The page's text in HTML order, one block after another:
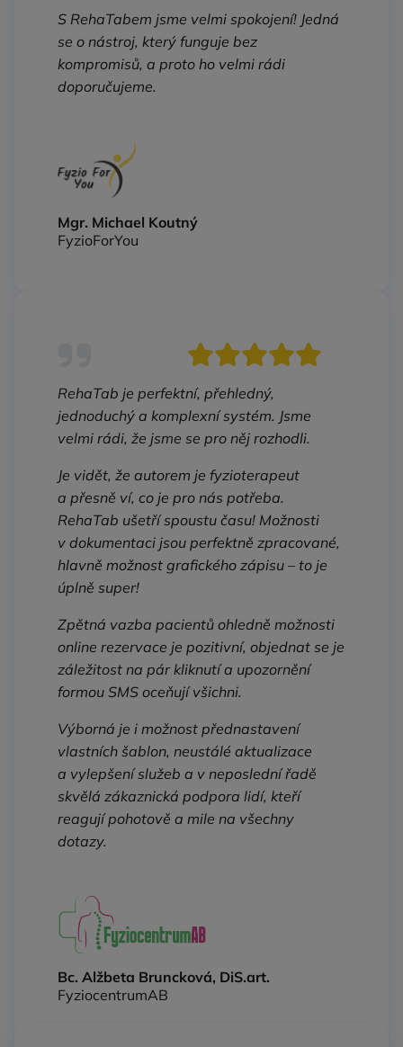
S RehaTabem jsme velmi spokojení! Jedná
se o nástroj, který funguje bez
kompromisů, a proto ho velmi rádi
doporučujeme.
Mgr. Michael Koutný
FyzioForYou
RehaTab je perfektní, přehledný,
jednoduchý a komplexní systém. Jsme
velmi rádi, že jsme se pro něj rozhodli.
Je vidět, že autorem je fyzioterapeut
a přesně ví, co je pro nás potřeba.
RehaTab ušetří spoustu času! Možnosti
v dokumentaci jsou perfektně zpracované,
hlavně možnost grafického zápisu – to je
úplně super!
Zpětná vazba pacientů ohledně možnosti
online rezervace je pozitivní, objednat se je
záležitost na pár kliknutí a upozornění
formou SMS oceňují všichni.
Výborná je i možnost přednastavení
vlastních šablon, neustálé aktualizace
a vylepšení služeb a v neposlední řadě
skvělá zákaznická podpora lidí, kteří
reagují pohotově a mile na všechny
dotazy.
Bc. Alžbeta Bruncková, DiS.art.
FyziocentrumAB